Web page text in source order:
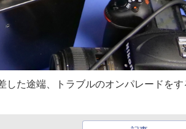
した途端、トラブルのオンパレードをす